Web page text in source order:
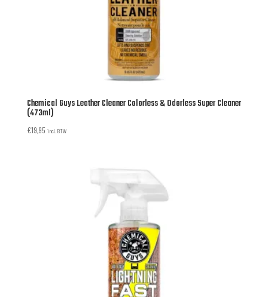
Chemical Guys Leather Cleaner Colorless & Odorless Super Cleaner
(473ml)
€19,95 incl. BTW